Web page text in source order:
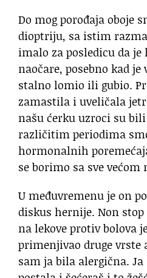
Do mog porođaja oboje
dioptriju, sa istim
imalo za posledicu da
naočare, posebno kad je
stalno lomio ili gubio.
zamastila i uveličala
našu ćerku uzroci su
različitim periodima
hormonalnih
se borimo sa sve većom
U međuvremenu je on
diskus hernije. Non stop
na lekove protiv bolova
primenjivao druge vrste
sam ja bila alergična.